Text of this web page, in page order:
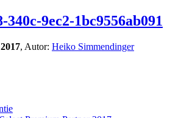
340c-9ec2-1bc9556ab091
, Autor: Heiko Simmendinger